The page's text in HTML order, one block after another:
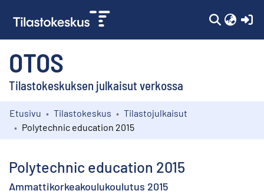
OTOS
Tilastokeskuksen julkaisut verkossa
Kokoelmat
Etusivu Tilastokeskus
Tilastojulkaisut
Polytechnic education 2015
Polytechnic education 2015
Ammattikorkeakoulukoulutus 2015